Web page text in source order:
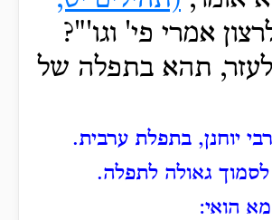
אמרי פי' וגו'"?
תהא בתפלה של
יוחנן, בתפלת ערבית.
לסמוך גאולה לתפלה.
הואי: